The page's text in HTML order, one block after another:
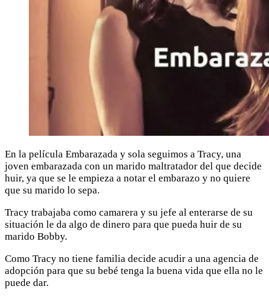
En la película Embarazada y sola seguimos a Tracy, una
joven embarazada con un marido maltratador del que decide
huir, ya que se le empieza a notar el embarazo y no quiere
que su marido lo sepa.
Tracy trabajaba como camarera y su jefe al enterarse de su
situación le da algo de dinero para que pueda huir de su
marido Bobby.
Como Tracy no tiene familia decide acudir a una agencia de
adopción para que su bebé tenga la buena vida que ella no le
puede dar.